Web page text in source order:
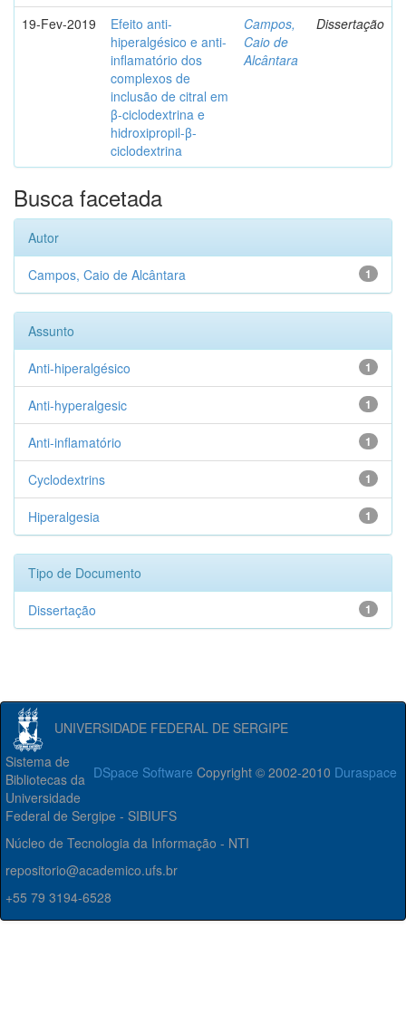
19-Fev-2019
Efeito anti-
hiperalgésico e anti-
inflamatório dos
complexos de
inclusão de citral em
β-ciclodextrina e
hidroxipropil-β-
ciclodextrina
Campos,
Caio de
Alcântara
Dissertação
Busca facetada
Autor
1
Campos, Caio de Alcântara
Assunto
1
Anti-hiperalgésico
1
Anti-hyperalgesic
1
Anti-inflamatório
1
Cyclodextrins
1
Hiperalgesia
Tipo de Documento
1
Dissertação
UNIVERSIDADE FEDERAL DE SERGIPE
DSpace Software Copyright © 2002-2010 Duraspace
Sistema de
Bibliotecas da
Universidade
Federal de Sergipe - SIBIUFS
Núcleo de Tecnologia da Informação - NTI
repositorio@academico.ufs.br
+55 79 3194-6528